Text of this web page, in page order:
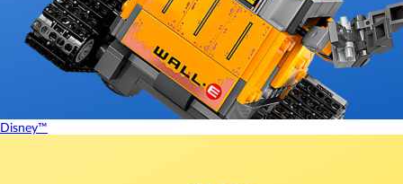
Disney™